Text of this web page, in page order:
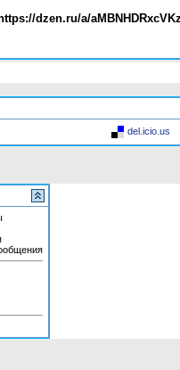
https://dzen.ru/a/
del.icio.us